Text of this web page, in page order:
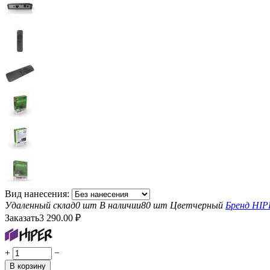
Вид нанесения:
Удаленный склад0 шт В наличии80 шт Цветчерный Бренд
Заказать3 290.00 ₽
+ −
В корзину